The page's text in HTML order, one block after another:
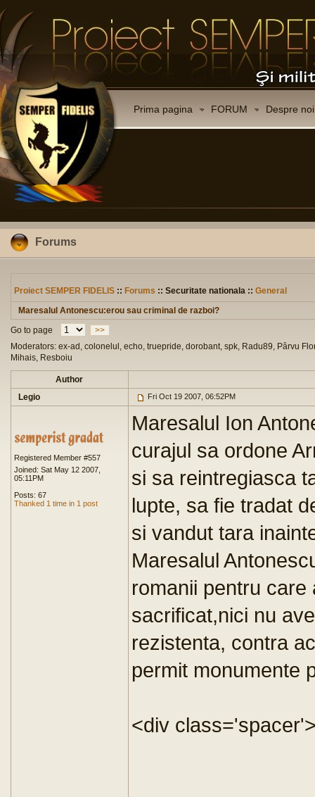
Prima pagina FORUM Despre noi
Forums
Proiect SEMPER FIDELIS :: Forums :: Securitate nationala :: General
Maresalul Antonescu:erou sau criminal de razboi?
Go to page
>>
Moderators: ex-ad, colonelul, echo, truepride, dorobant, spk, Radu89, Pârvu
Mihais, Resboiu
Author
Legio
Fri Oct 19 2007, 06:52PM
Registered Member #557
Joined: Sat May 12 2007,
05:11PM
Posts: 67
Thanked 1 time in 1 post
Maresalul Ion
curajul sa ordone
si sa reintregiasca
lupte, sa fie tradat
si vandut tara
Maresalul
romanii pentru
sacrificat,nici nu
rezistenta, contra
permit monumente
<div